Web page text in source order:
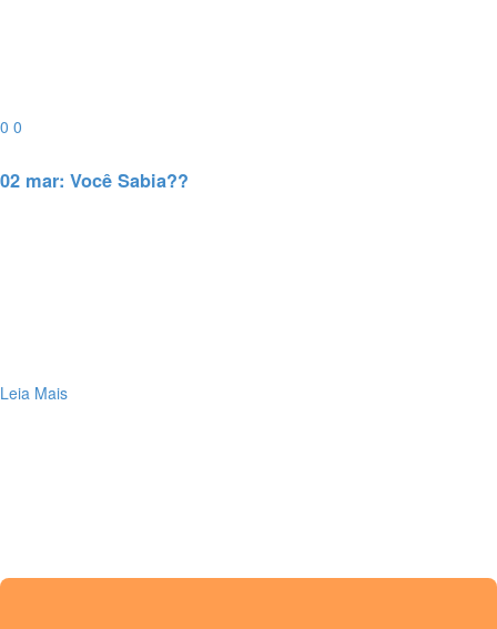
0 0
02 mar: Você Sabia??
Leia Mais